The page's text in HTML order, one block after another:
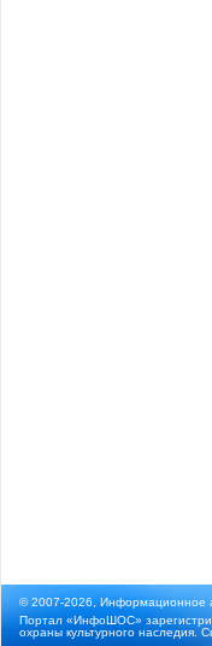
© 2007-2026, Информационное
Портал «ИнфоШОС»
охраны культурного наследия.